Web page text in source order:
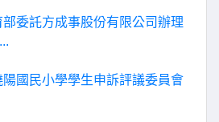
委託方成事股份有限公司辦理
國民小學學生申訴評議委員會